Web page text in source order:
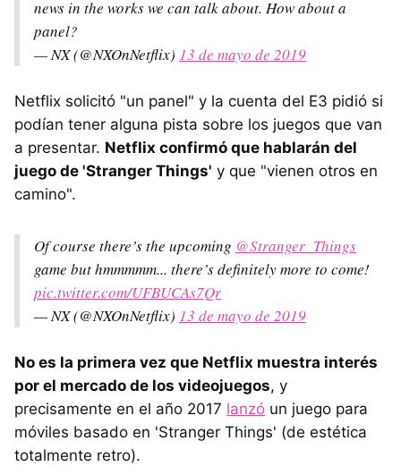
news in the works we can talk about. How about a
panel?
— NX (@NXOnNetflix) 13 de mayo de 2019
Netflix solicitó "un panel" y la cuenta del E3 pidió si
podían tener alguna pista sobre los juegos que van
a presentar. Netflix confirmó que hablarán del
juego de 'Stranger Things' y que "vienen otros en
camino".
Of course there’s the upcoming @Stranger_Things
game but hmmmmm... there’s definitely more to come!
pic.twitter.com/UFBUCAs7Qr
— NX (@NXOnNetflix) 13 de mayo de 2019
No es la primera vez que Netflix muestra interés
por el mercado de los videojuegos, y
precisamente en el año 2017 lanzó un juego para
móviles basado en 'Stranger Things' (de estética
totalmente retro).